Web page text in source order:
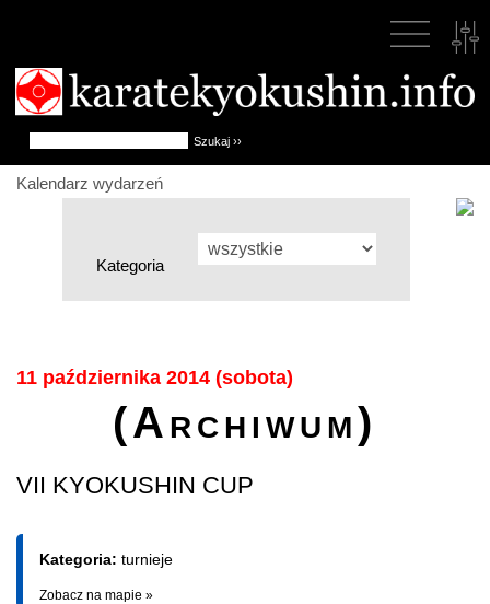
Kalendarz wydarzeń
Kategoria
11 października 2014 (sobota)
(Archiwum)
VII KYOKUSHIN CUP
Kategoria: turnieje
Zobacz na mapie »